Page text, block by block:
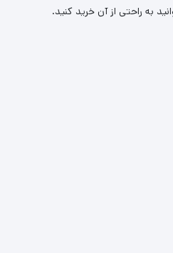
15.6 اینچ (نرخ نوسازی 144 هرتز و رزولوشن
با تنظیمات متوسط تا بالا را دارند.
به راحتی از آن خرید کنید.